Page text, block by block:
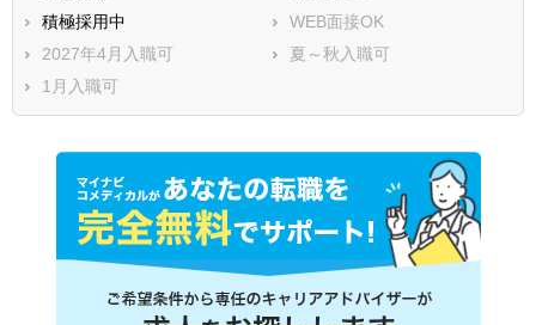
積極採用中
WEB面接OK
2027年4月入職可
夏～秋入職可
1月入職可